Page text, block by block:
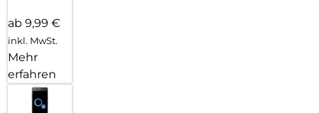
ab 9,99 €
inkl. MwSt.
Mehr
erfahren